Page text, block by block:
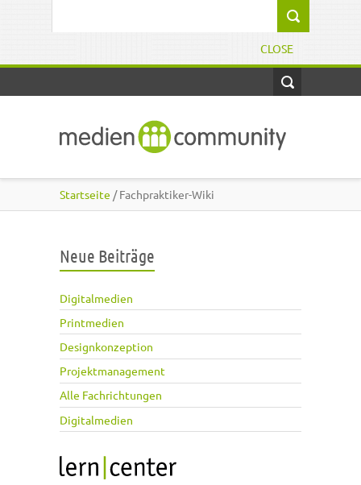
CLOSE
Startseite / Fachpraktiker-Wiki
Neue Beiträge
Digitalmedien
Printmedien
Designkonzeption
Projektmanagement
Alle Fachrichtungen
Digitalmedien